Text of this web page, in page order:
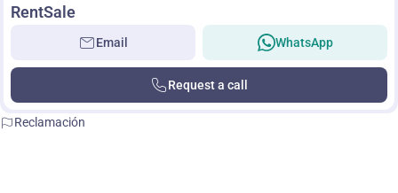
RentSale
Email WhatsApp
Request a call
Reclamación